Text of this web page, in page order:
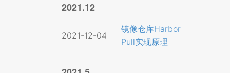
2021.12
2021-12-04
镜像仓库Harbor
Pull实现原理